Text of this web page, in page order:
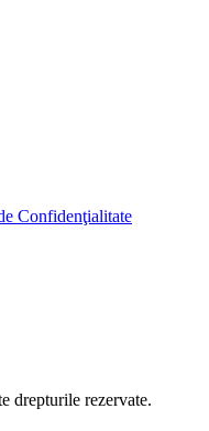
Confidenţialitate
drepturile rezervate.